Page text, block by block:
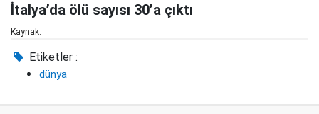
İtalya’da ölü sayısı 30’a çıktı
Kaynak:
Etiketler :
dünya